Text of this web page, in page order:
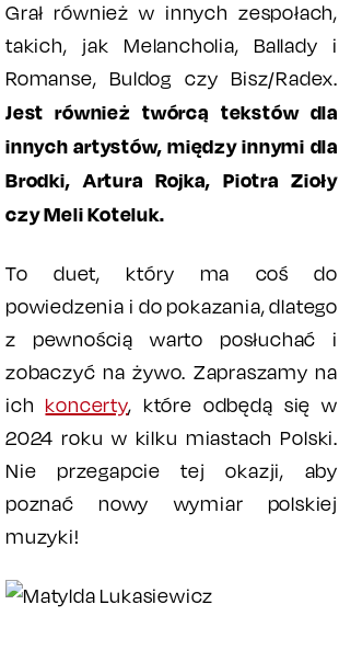
Grał również w innych zespołach,
takich, jak Melancholia, Ballady i
Romanse, Buldog czy Bisz/Radex.
Jest również twórcą tekstów dla
innych artystów, między innymi dla
Brodki, Artura Rojka, Piotra Zioły
czy Meli Koteluk.
To duet, który ma coś do
powiedzenia i do pokazania, dlatego
z pewnością warto posłuchać i
zobaczyć na żywo. Zapraszamy na
ich koncerty, które odbędą się w
2024 roku w kilku miastach Polski.
Nie przegapcie tej okazji, aby
poznać nowy wymiar polskiej
muzyki!